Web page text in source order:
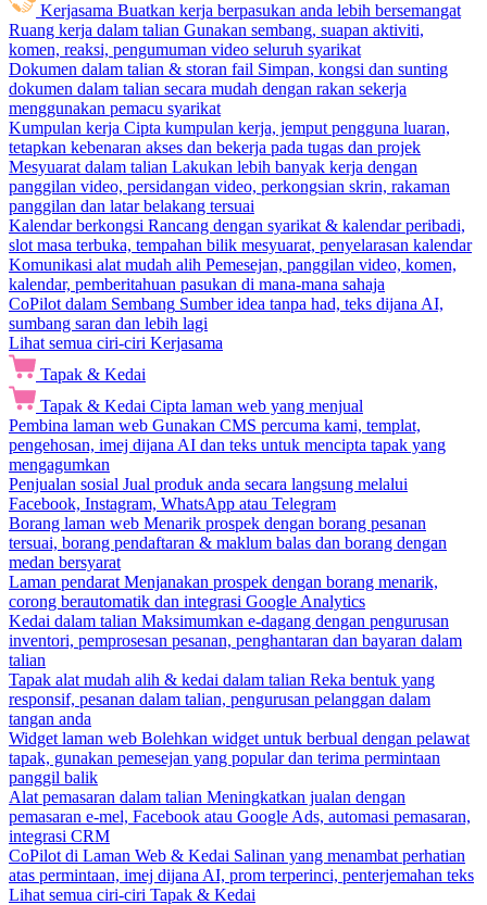
Kerjasama Buatkan kerja berpasukan anda lebih bersemangat
Ruang kerja dalam talian Gunakan sembang, suapan aktiviti,
komen, reaksi, pengumuman video seluruh syarikat
Dokumen dalam talian & storan fail Simpan, kongsi dan sunting
dokumen dalam talian secara mudah dengan rakan sekerja
menggunakan pemacu syarikat
Kumpulan kerja Cipta kumpulan kerja, jemput pengguna luaran,
tetapkan kebenaran akses dan bekerja pada tugas dan projek
Mesyuarat dalam talian Lakukan lebih banyak kerja dengan
panggilan video, persidangan video, perkongsian skrin, rakaman
panggilan dan latar belakang tersuai
Kalendar berkongsi Rancang dengan syarikat & kalendar peribadi,
slot masa terbuka, tempahan bilik mesyuarat, penyelarasan kalendar
Komunikasi alat mudah alih Pemesejan, panggilan video, komen,
kalendar, pemberitahuan pasukan di mana-mana sahaja
CoPilot dalam Sembang Sumber idea tanpa had, teks dijana AI,
sumbang saran dan lebih lagi
Lihat semua ciri-ciri Kerjasama
Tapak & Kedai
Tapak & Kedai Cipta laman web yang menjual
Pembina laman web Gunakan CMS percuma kami, templat,
pengehosan, imej dijana AI dan teks untuk mencipta tapak yang
mengagumkan
Penjualan sosial Jual produk anda secara langsung melalui
Facebook, Instagram, WhatsApp atau Telegram
Borang laman web Menarik prospek dengan borang pesanan
tersuai, borang pendaftaran & maklum balas dan borang dengan
medan bersyarat
Laman pendarat Menjanakan prospek dengan borang menarik,
corong berautomatik dan integrasi Google Analytics
Kedai dalam talian Maksimumkan e-dagang dengan pengurusan
inventori, pemprosesan pesanan, penghantaran dan bayaran dalam
talian
Tapak alat mudah alih & kedai dalam talian Reka bentuk yang
responsif, pesanan dalam talian, pengurusan pelanggan dalam
tangan anda
Widget laman web Bolehkan widget untuk berbual dengan pelawat
tapak, gunakan pemesejan yang popular dan terima permintaan
panggil balik
Alat pemasaran dalam talian Meningkatkan jualan dengan
pemasaran e-mel, Facebook atau Google Ads, automasi pemasaran,
integrasi CRM
CoPilot di Laman Web & Kedai Salinan yang menambat perhatian
atas permintaan, imej dijana AI, prom terperinci, penterjemahan teks
Lihat semua ciri-ciri Tapak & Kedai